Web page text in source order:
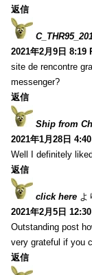
返信
2021年2月9日 8:19
site de rencontre
messenger?
返信
Ship from
2021年1月28日
Well I definitely
返信
click here よ
2021年2月5日
Outstanding post
very grateful if you
返信